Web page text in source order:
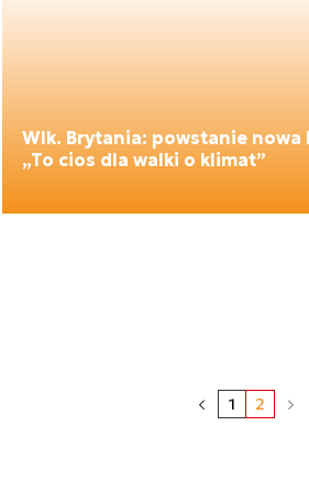
Wlk. Brytania: powstanie nowa
„To cios dla walki o klimat”
1 2